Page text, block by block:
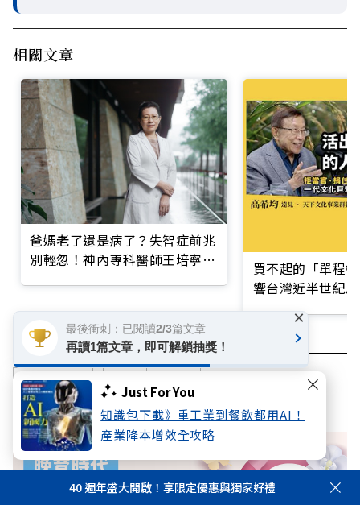
Just For You
知識包下載》重工業到餐飲都用AI！
產業降本增效全攻略
相關文章
爸媽老了還是病了？失智症前兆
別輕忽！神內專科醫師王培寧呼
買不起的「單程
響台灣近半世紀
超高齡社會
40 週年盛大開啟！享限定優惠與獨家好禮
最後衝刺：已閱讀2/3篇文章
再讀1篇文章，即可解鎖抽獎！
×